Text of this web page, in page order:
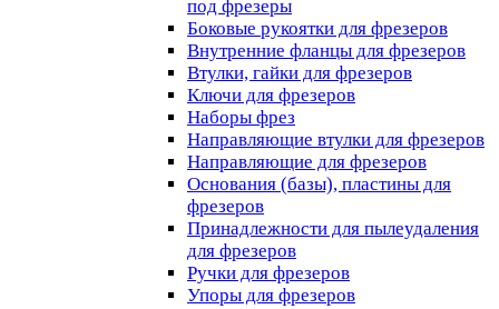
под фрезеры
Боковые рукоятки для фрезеров
Внутренние фланцы для фрезеров
Втулки, гайки для фрезеров
Ключи для фрезеров
Наборы фрез
Направляющие втулки для фрезеров
Направляющие для фрезеров
Основания (базы), пластины для
фрезеров
Принадлежности для пылеудаления
для фрезеров
Ручки для фрезеров
Упоры для фрезеров